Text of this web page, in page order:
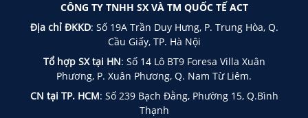
CÔNG TY TNHH SX VÀ TM QUỐC TẾ ACT
Địa chỉ ĐKKD: Số 19A Trần Duy Hưng, P. Trung Hòa, Q.
Cầu Giấy, TP. Hà Nội
Tổ hợp SX tại HN: Số 14 Lô BT9 Foresa Villa Xuân
Phương, P. Xuân Phương, Q. Nam Từ Liêm.
CN tại TP. HCM: Số 239 Bạch Đằng, Phường 15, Q.Bình
Thạnh